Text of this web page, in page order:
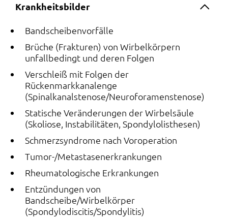
Krankheitsbilder
Bandscheibenvorfälle
Brüche (Frakturen) von Wirbelkörpern
unfallbedingt und deren Folgen
Verschleiß mit Folgen der
Rückenmarkkanalenge
(Spinalkanalstenose/Neuroforamenstenose)
Statische Veränderungen der Wirbelsäule
(Skoliose, Instabilitäten, Spondylolisthesen)
Schmerzsyndrome nach Voroperation
Tumor-/Metastasenerkrankungen
Rheumatologische Erkrankungen
Entzündungen von
Bandscheibe/Wirbelkörper
(Spondylodiscitis/Spondylitis)